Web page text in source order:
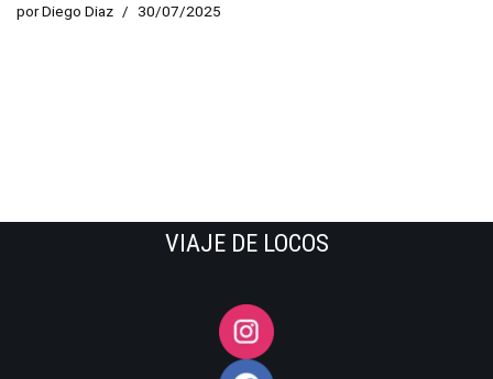
porDiego Diaz 30/07/2025
VIAJE DE LOCOS